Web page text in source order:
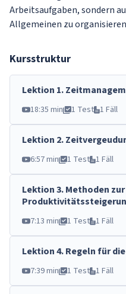
Arbeitsaufgaben, sondern
Allgemeinen zu
Kursstruktur
Lektion 1.
18:35 min 1 Test 1 Fäll
Lektion 2.
6:57 min 1 Test 1 Fäll
Lektion3.Methoden zur
7:13 min 1 Test 1 Fäll
Lektion4.Regeln für
7:39 min 1 Test 1 Fäll